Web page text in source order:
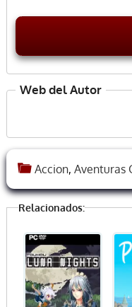
Web del Autor
Accion, Aventuras
Relacionados: